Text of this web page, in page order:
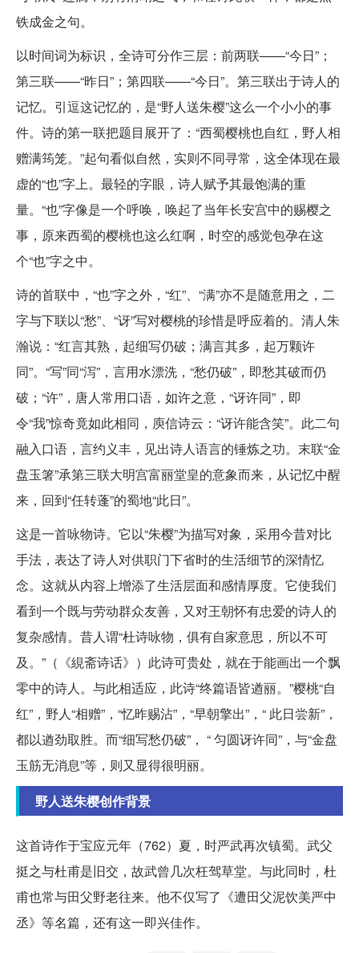
铁成金之句。
以时间词为标识，全诗可分作三层：前两联——“今日”；
第三联——“昨日”；第四联——“今日”。第三联出于诗人的
记忆。引逗这记忆的，是“野人送朱樱”这么一个小小的事
件。诗的第一联把题目展开了：“西蜀樱桃也自红，野人相
赠满筠笼。”起句看似自然，实则不同寻常，这全体现在最
虚的“也”字上。最轻的字眼，诗人赋予其最饱满的重
量。“也”字像是一个呼唤，唤起了当年长安宫中的赐樱之
事，原来西蜀的樱桃也这么红啊，时空的感觉包孕在这
个“也”字之中。
诗的首联中，“也”字之外，“红”、“满”亦不是随意用之，二
字与下联以“愁”、“讶”写对樱桃的珍惜是呼应着的。清人朱
瀚说：“红言其熟，起细写仍破；满言其多，起万颗许
同”。“写”同“泻”，言用水漂洗，“愁仍破”，即愁其破而仍
破；“许”，唐人常用口语，如许之意，“讶许同”，即
令“我”惊奇竟如此相同，庾信诗云：“讶许能含笑”。此二句
融入口语，言约义丰，见出诗人语言的锤炼之功。末联“金
盘玉箸”承第三联大明宫富丽堂皇的意象而来，从记忆中醒
来，回到“任转蓬”的蜀地“此日”。
这是一首咏物诗。它以“朱樱”为描写对象，采用今昔对比
手法，表达了诗人对供职门下省时的生活细节的深情忆
念。这就从内容上增添了生活层面和感情厚度。它使我们
看到一个既与劳动群众友善，又对王朝怀有忠爱的诗人的
复杂感情。昔人谓“杜诗咏物，俱有自家意思，所以不可
及。”（《絸斋诗话》）此诗可贵处，就在于能画出一个飘
零中的诗人。与此相适应，此诗“终篇语皆遒丽。”樱桃“自
红”，野人“相赠”，“忆昨赐沾”，“早朝擎出”，“ 此日尝新”，
都以遒劲取胜。而“细写愁仍破”， “ 匀圆讶许同”，与“金盘
玉筋无消息”等，则又显得很明丽。
野人送朱樱创作背景
这首诗作于宝应元年（762）夏，时严武再次镇蜀。武父
挺之与杜甫是旧交，故武曾几次枉驾草堂。与此同时，杜
甫也常与田父野老往来。他不仅写了《遭田父泥饮美严中
丞》等名篇，还有这一即兴佳作。